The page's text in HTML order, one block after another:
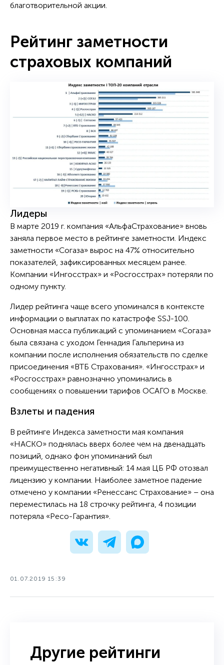
благотворительной акции.
Рейтинг заметности
страховых компаний
Лидеры
В марте 2019 г. компания «АльфаСтрахование» вновь
заняла первое место в рейтинге заметности. Индекс
заметности «Согаза» вырос на 47% относительно
показателей, зафиксированных месяцем ранее.
Компании «Ингосстрах» и «Росгосстрах» потеряли по
одному пункту.
Лидер рейтинга чаще всего упоминался в контексте
информации о выплатах по катастрофе SSJ-100.
Основная масса публикаций с упоминанием «Согаза»
была связана с уходом Геннадия Гальперина из
компании после исполнения обязательств по сделке
присоединения «ВТБ Страхования». «Ингосстрах» и
«Росгосстрах» равнозначно упоминались в
сообщениях о повышении тарифов ОСАГО в Москве.
Взлеты и падения
В рейтинге Индекса заметности мая компания
«НАСКО» поднялась вверх более чем на двенадцать
позиций, однако фон упоминаний был
преимущественно негативный: 14 мая ЦБ РФ отозвал
лицензию у компании. Наиболее заметное падение
отмечено у компании «Ренессанс Страхование» – она
переместилась на 18 строчку рейтинга, 4 позиции
потеряла «Ресо-Гарантия».
01.07.2019 15:39
Другие рейтинги